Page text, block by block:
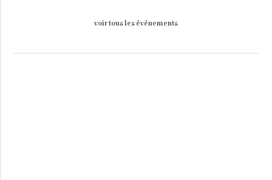
voir tous les événements